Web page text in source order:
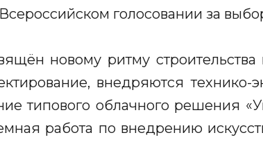
голосовании за
новому ритму
внедряются технико-
типового облачного решения
работа по внедрению